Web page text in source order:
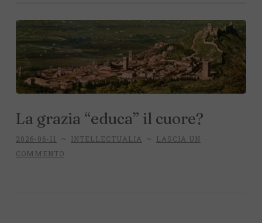
La grazia “educa” il cuore?
2026-06-11 ~ INTELLECTUALIA ~
LASCIA UN
COMMENTO